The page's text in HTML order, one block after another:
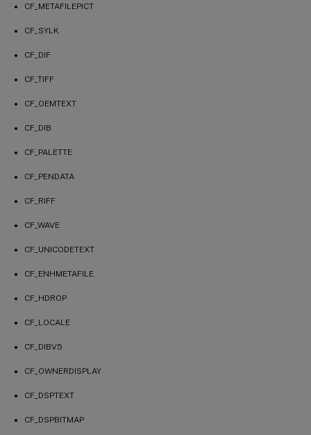
CF_METAFILEPICT
CF_SYLK
CF_DIF
CF_TIFF
CF_OEMTEXT
CF_DIB
CF_PALETTE
CF_PENDATA
CF_RIFF
CF_WAVE
CF_UNICODETEXT
CF_ENHMETAFILE
CF_HDROP
CF_LOCALE
CF_DIBV5
CF_OWNERDISPLAY
CF_DSPTEXT
CF_DSPBITMAP